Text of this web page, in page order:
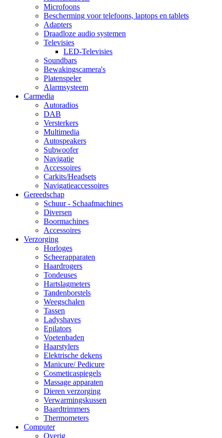
Microfoons
Bescherming voor telefoons, laptops en tablets
Adapters
Draadloze audio systemen
Televisies
LED-Televisies
Soundbars
Bewakingscamera's
Platenspeler
Alarmsysteem
Carmedia
Autoradios
DAB
Versterkers
Multimedia
Autospeakers
Subwoofer
Navigatie
Accessoires
Carkits/Headsets
Navigatieaccessoires
Gereedschap
Schuur - Schaafmachines
Diversen
Boormachines
Accessoires
Verzorging
Horloges
Scheerapparaten
Haardrogers
Tondeuses
Hartslagmeters
Tandenborstels
Weegschalen
Tassen
Ladyshaves
Epilators
Voetenbaden
Haarstylers
Elektrische dekens
Manicure/ Pedicure
Cosmeticaspiegels
Massage apparaten
Dieren verzorging
Verwarmingskussen
Baardtrimmers
Thermometers
Computer
Overig